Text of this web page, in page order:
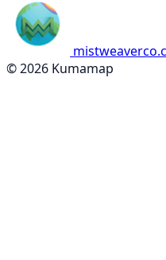
© 2026 Kumamap